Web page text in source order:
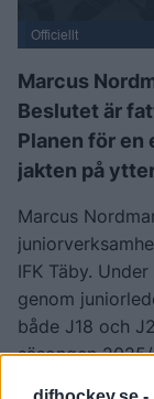
Officiellt
Marcus
Beslutet är
Planen för en
jakten på
Marcus
IFK Täby.
genom
både J18 och
säsongen